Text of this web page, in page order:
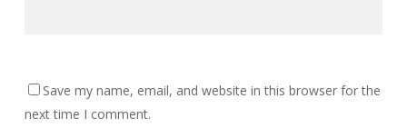
Save my name, email, and website in this browser for the
next time I comment.